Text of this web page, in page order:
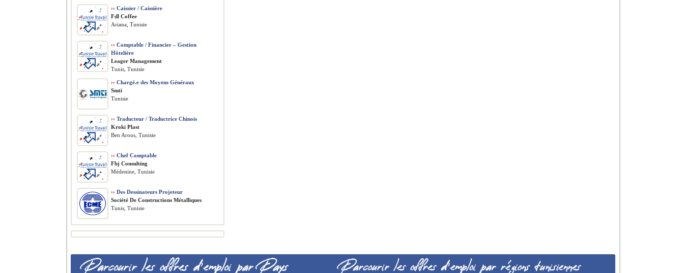
›› Caissier / Caissière
Fdl Coffee
Ariana, Tunisie
›› Comptable / Financier – Gestion
Hôtelière
Leager Management
Tunis, Tunisie
›› Chargé.e des Moyens Généraux
Smti
Tunisie
›› Traducteur / Traductrice Chinois
Kroki Plast
Ben Arous, Tunisie
›› Chef Comptable
Fbj Consulting
Médenine, Tunisie
›› Des Dessinateurs Projeteur
Société De Constructions Métalliques
Tunis, Tunisie